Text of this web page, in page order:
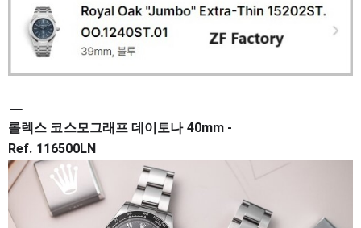
ㅡ
롤렉스 코스모그래프 데이토나 40mm -
Ref. 116500LN